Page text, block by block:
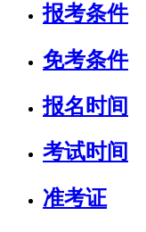
报考条件
免考条件
报名时间
考试时间
准考证